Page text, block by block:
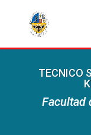
TECNICO
Facultad